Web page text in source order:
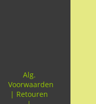
Alg.
Voorwaarden
| Retouren